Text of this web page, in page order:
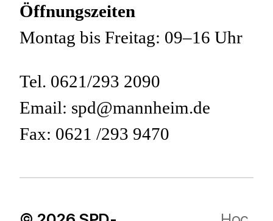
Öffnungszeiten
Montag bis Freitag: 09–16 Uhr
Tel. 0621/293 2090
Email: spd@mannheim.de
Fax: 0621 /293 9470